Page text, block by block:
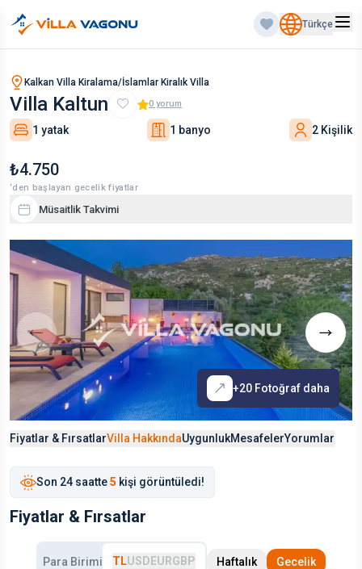
Türkçe
Kalkan Villa Kiralama/İslamlar Kiralık Villa
Villa Kaltun 0 yorum
1 yatak 1 banyo 2 Kişilik
₺4.750
‘den başlayan gecelik fiyatlar
Müsaitlik Takvimi
+20 Fotoğraf daha
Fiyatlar & FırsatlarVilla HakkındaUygunlukMesafelerYorumlar
Son 24 saatte5 kişi görüntüledi!
Fiyatlar & Fırsatlar
Para Birimi TLUSD EURGBP Haftalık Gecelik